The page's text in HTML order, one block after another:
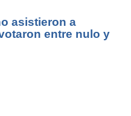
asistieron a
entre nulo y